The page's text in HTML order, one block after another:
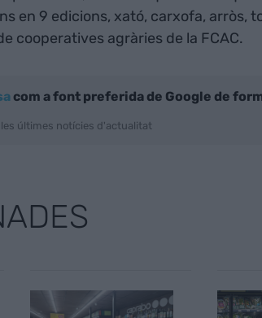
en 9 edicions, xató, carxofa, arròs,
cooperatives agràries de la FCAC.
com a font preferida de Google de
últimes notícies d'actualitat